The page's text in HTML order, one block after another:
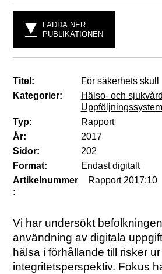
LADDA NER
PUBLIKATIONEN
Titel:
För säkerhets skull
Kategorier:
Hälso- och sjukvård
Uppföljningssystem
Typ:
Rapport
År:
2017
Sidor:
202
Format:
Endast digitalt
Artikelnummer
:
Rapport 2017:10
Vi har undersökt
användning av digitala
hälsa i förhållande till risker
integritetsperspektiv. Fokus